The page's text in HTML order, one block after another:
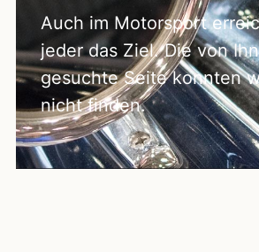
Auch im Motorsport
jeder das Ziel. Die von
gesuchte Seite konnten
nicht finden.